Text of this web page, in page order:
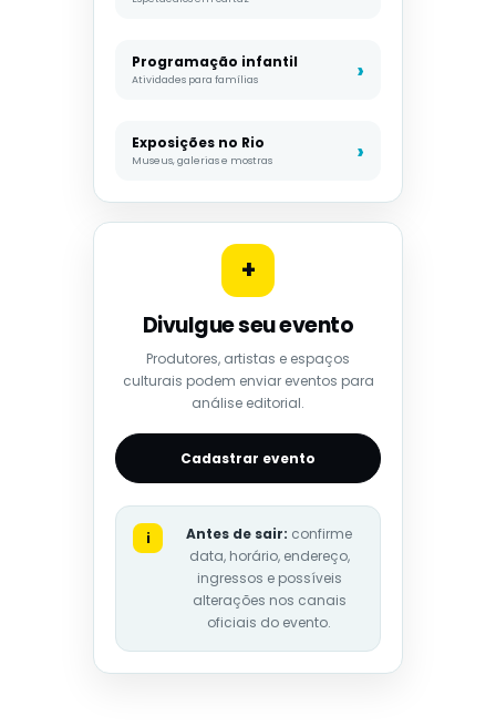
Programação infantil
Atividades para famílias
Exposições no Rio
Museus, galerias e mostras
+
Divulgue seu evento
Produtores, artistas e espaços
culturais podem enviar eventos para
análise editorial.
Cadastrar evento
i Antes de sair: confirme
data, horário, endereço,
ingressos e possíveis
alterações nos canais
oficiais do evento.